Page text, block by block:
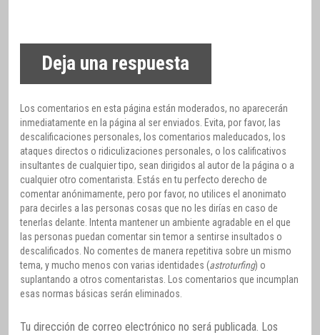
Deja una respuesta
Los comentarios en esta página están moderados, no aparecerán
inmediatamente en la página al ser enviados. Evita, por favor, las
descalificaciones personales, los comentarios maleducados, los
ataques directos o ridiculizaciones personales, o los calificativos
insultantes de cualquier tipo, sean dirigidos al autor de la página o a
cualquier otro comentarista. Estás en tu perfecto derecho de
comentar anónimamente, pero por favor, no utilices el anonimato
para decirles a las personas cosas que no les dirías en caso de
tenerlas delante. Intenta mantener un ambiente agradable en el que
las personas puedan comentar sin temor a sentirse insultados o
descalificados. No comentes de manera repetitiva sobre un mismo
tema, y mucho menos con varias identidades (astroturfing) o
suplantando a otros comentaristas. Los comentarios que incumplan
esas normas básicas serán eliminados.
Tu dirección de correo electrónico no será publicada. Los